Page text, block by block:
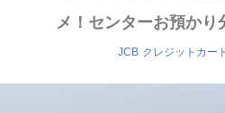
メ！センターお預かり
JCB クレジットカー